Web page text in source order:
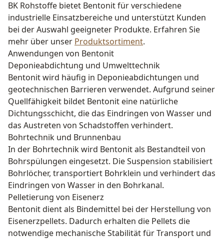
BK Rohstoffe bietet Bentonit für verschiedene
industrielle Einsatzbereiche und unterstützt Kunden
bei der Auswahl geeigneter Produkte. Erfahren Sie
mehr über unser Produktsortiment.
Anwendungen von Bentonit
Deponieabdichtung und Umwelttechnik
Bentonit wird häufig in Deponieabdichtungen und
geotechnischen Barrieren verwendet. Aufgrund seiner
Quellfähigkeit bildet Bentonit eine natürliche
Dichtungsschicht, die das Eindringen von Wasser und
das Austreten von Schadstoffen verhindert.
Bohrtechnik und Brunnenbau
In der Bohrtechnik wird Bentonit als Bestandteil von
Bohrspülungen eingesetzt. Die Suspension stabilisiert
Bohrlöcher, transportiert Bohrklein und verhindert das
Eindringen von Wasser in den Bohrkanal.
Pelletierung von Eisenerz
Bentonit dient als Bindemittel bei der Herstellung von
Eisenerzpellets. Dadurch erhalten die Pellets die
notwendige mechanische Stabilität für Transport und